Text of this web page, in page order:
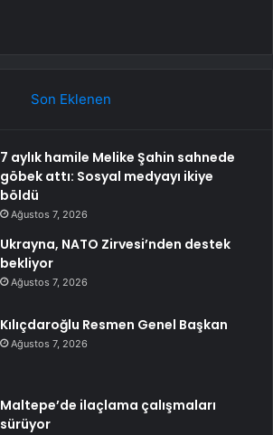
Son Eklenen
7 aylık hamile Melike Şahin sahnede
göbek attı: Sosyal medyayı ikiye
böldü
Ağustos 7, 2026
Ukrayna, NATO Zirvesi’nden destek
bekliyor
Ağustos 7, 2026
Kılıçdaroğlu Resmen Genel Başkan
Ağustos 7, 2026
Maltepe’de ilaçlama çalışmaları
sürüyor